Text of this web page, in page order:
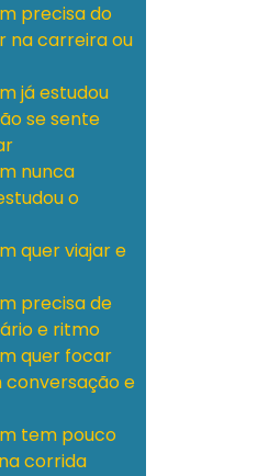
precisa do
na carreira ou
já estudou
se sente
nunca
o
quer viajar e
precisa de
e ritmo
quer focar
e
tem pouco
corrida